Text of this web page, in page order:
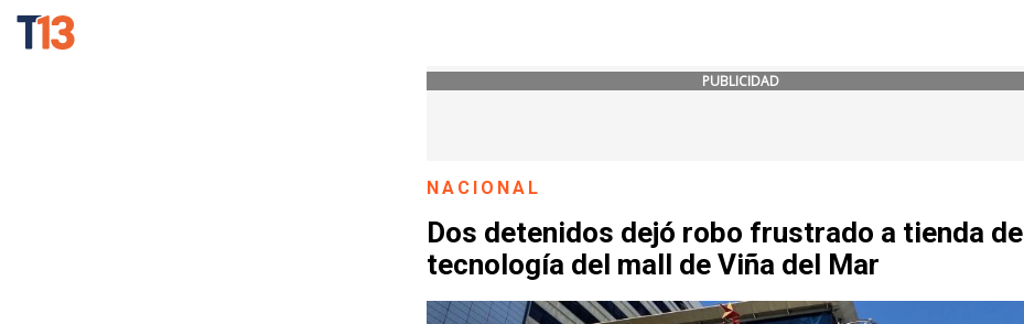
PUBLICIDAD
NACIONAL
Dos detenidos dejó robo frustrado a tienda de
tecnología del mall de Viña del Mar